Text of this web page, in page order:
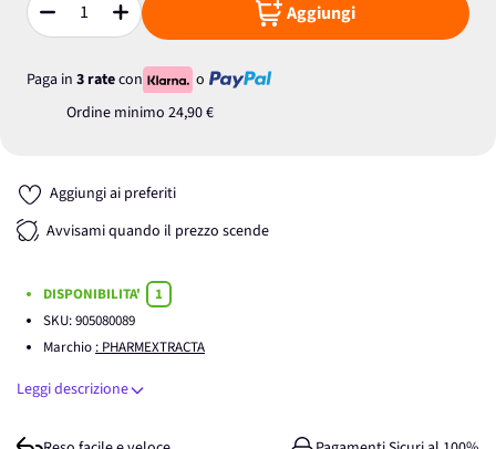
Quantità Aggiungi
Paga in 3 ratecon
o
Ordine minimo 24,90 €
Aggiungi ai preferiti
Avvisami quando il prezzo scende
DISPONIBILITA'
1
SKU:905080089
Marchio : PHARMEXTRACTA
Leggi descrizione